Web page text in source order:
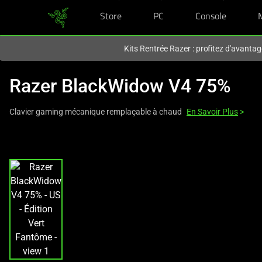
Store PC Console
Kits Rentrée Razer : profitez
Razer BlackWidow V4 75%
Clavier gaming mécanique remplaçable à chaud En Savoir Plus >
a
carousel
with
one
large
image
and